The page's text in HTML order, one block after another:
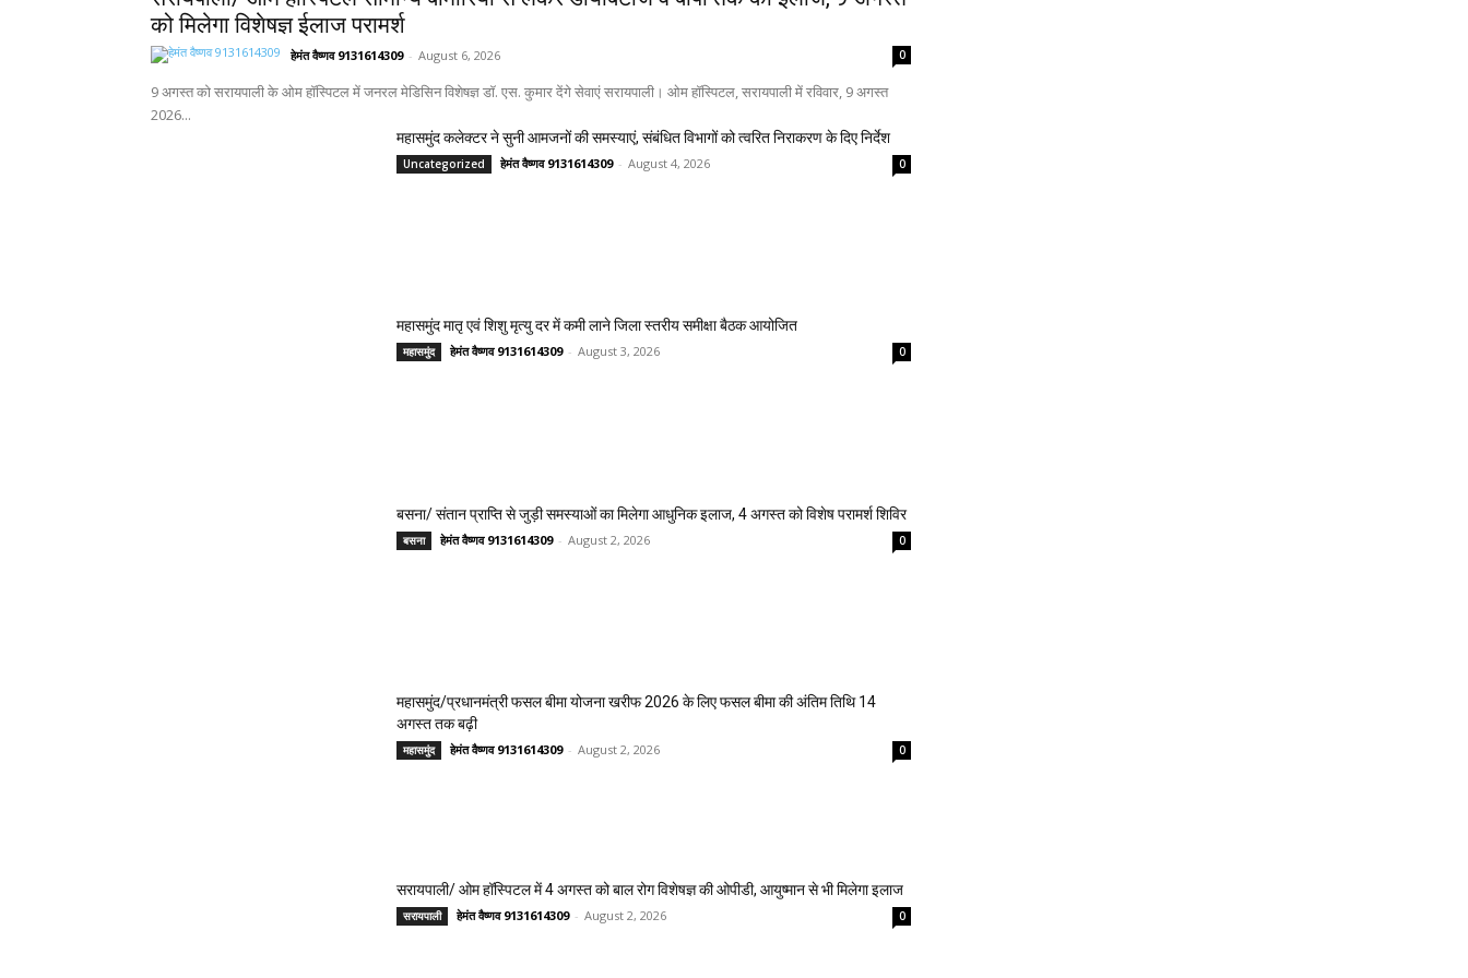
को मिलेगा विशेषज्ञ ईलाज परामर्श
हेमंत वैष्णव 9131614309 - August 6, 2026 0
9 अगस्त को सरायपाली के ओम हॉस्पिटल में जनरल मेडिसिन विशेषज्ञ डॉ. एस. कुमार देंगे सेवाएं सरायपाली। ओम हॉस्पिटल, सरायपाली में रविवार, 9 अगस्त
2026...
महासमुंद कलेक्टर ने सुनी आमजनों की समस्याएं, संबंधित विभागों को त्वरित निराकरण के दिए निर्देश
Uncategorized हेमंत वैष्णव 9131614309 - August 4, 2026 0
महासमुंद मातृ एवं शिशु मृत्यु दर में कमी लाने जिला स्तरीय समीक्षा बैठक आयोजित
महासमुंद हेमंत वैष्णव 9131614309 - August 3, 2026 0
बसना/ संतान प्राप्ति से जुड़ी समस्याओं का मिलेगा आधुनिक इलाज, 4 अगस्त को विशेष परामर्श शिविर
बसना हेमंत वैष्णव 9131614309 - August 2, 2026 0
महासमुंद/प्रधानमंत्री फसल बीमा योजना खरीफ 2026 के लिए फसल बीमा की अंतिम तिथि 14
अगस्त तक बढ़ी
महासमुंद हेमंत वैष्णव 9131614309 - August 2, 2026 0
सरायपाली/ ओम हॉस्पिटल में 4 अगस्त को बाल रोग विशेषज्ञ की ओपीडी, आयुष्मान से भी मिलेगा इलाज
सरायपाली हेमंत वैष्णव 9131614309 - August 2, 2026 0